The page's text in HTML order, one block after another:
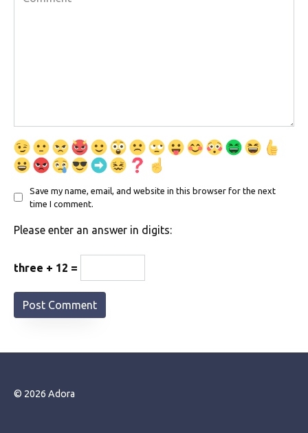
Save my name, email, and website in this browser for the next
time I comment.
Please enter an answer in digits:
three + 12 =
© 2026 Adora